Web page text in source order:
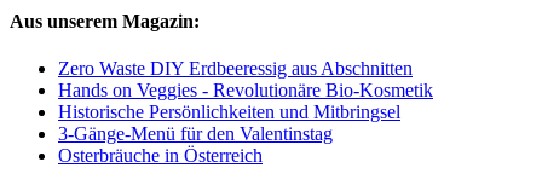
Aus unserem Magazin:
Zero Waste DIY Erdbeeressig aus Abschnitten
Hands on Veggies - Revolutionäre Bio-Kosmetik
Historische Persönlichkeiten und Mitbringsel
3-Gänge-Menü für den Valentinstag
Osterbräuche in Österreich